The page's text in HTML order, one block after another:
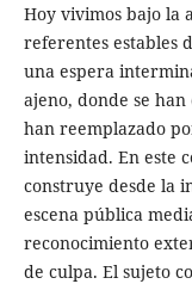
Hoy vivimos bajo la
referentes estables
una espera
ajeno, donde se
han reemplazado
intensidad. En este
construye desde la
escena pública
reconocimiento
de culpa. El sujeto